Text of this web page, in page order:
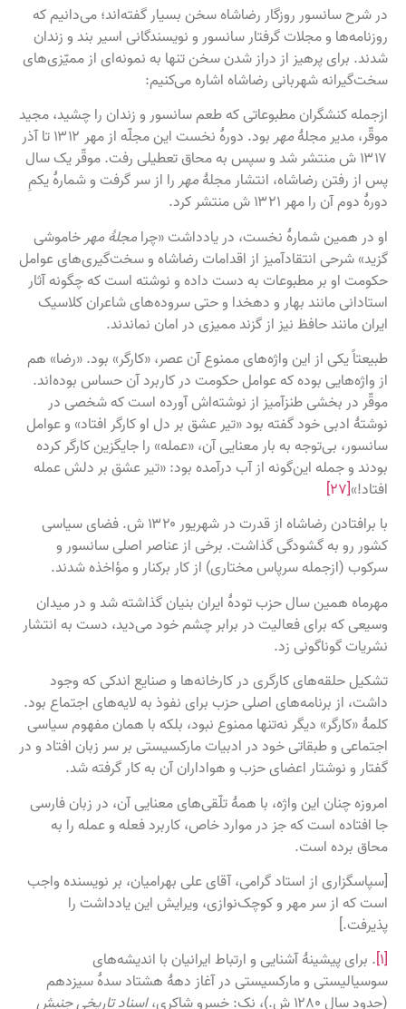
در شرح سانسور روزگار رضاشاه سخن بسیار گفته‌اند؛ می‌دانیم که
روزنامه‌ها و مجلات گرفتار سانسور و نویسندگانی اسیر بند و زندان
شدند. برای پرهیز از دراز شدن سخن تنها به نمونه‌ای از ممیّزی‌های
سخت‌گیرانه شهربانی رضاشاه اشاره می‌کنیم:
ازجمله کنشگران مطبوعاتی که طعم سانسور و زندان را چشید، مجید
موقّر، مدیر مجلهٔ مهر
بود. دورهٔ نخست این مجلّه از مهر ۱۳۱۲ تا آذر
۱۳۱۷ ش منتشر شد و سپس به محاق تعطیلی رفت. موقّر یک سال
پس ‌از رفتن رضاشاه، انتشار مجلهٔ مهر را از سر گرفت و شمارهٔ یکمِ
دورهٔ دوم آن را مهر ۱۳۲۱ ش منتشر کرد.
او در همین شمارهٔ نخست، در یادداشت «چرا مجلهٔ مهر خاموشی
گزید» شرحی انتقادآمیز از اقدامات رضاشاه و سخت‌گیری‌های عوامل
حکومت او بر مطبوعات به دست داده و نوشته است که چگونه آثار
استادانی مانند بهار و دهخدا و حتی سروده‌های شاعران کلاسیک
ایران مانند حافظ نیز از گزند ممیزی در امان نماندند.
طبیعتاً یکی از این واژه‌های ممنوع آن عصر، «کارگر» بود. «رضا» هم
از واژه‌هایی بوده که عوامل حکومت در کاربرد آن حساس بوده‌اند.
موقّر در بخشی طنزآمیز از نوشته‌اش آورده است که شخصی در
نوشتهٔ ادبی خود گفته بود «تیر عشق بر دل او کارگر افتاد» و عوامل
سانسور، بی‌توجه به بار معنایی آن، «عمله» را جایگزین کارگر کرده
بودند و جمله این‌گونه از آب درآمده بود: «تیر عشق بر دلش عمله
افتاد!»
با برافتادن رضاشاه از قدرت در شهریور ۱۳۲۰ ش. فضای سیاسی
کشور رو به گشودگی گذاشت. برخی از عناصر اصلی سانسور و
سرکوب (ازجمله سرپاس مختاری) از کار برکنار و مؤاخذه شدند.
مهرماه همین سال حزب تودهٔ ایران بنیان گذاشته شد و در میدان
وسیعی که برای فعالیت در برابر چشم خود می‌دید، دست به انتشار
نشریات گوناگونی زد.
تشکیل حلقه‌های کارگری در کارخانه‌ها و صنایع اندکی که وجود
داشت، از برنامه‌های اصلی حزب برای نفوذ به لایه‌های اجتماع بود.
کلمهٔ «کارگر» دیگر نه‌تنها ممنوع نبود، بلکه با همان مفهوم سیاسی
اجتماعی و طبقاتی خود در ادبیات مارکسیستی بر سر زبان افتاد و در
گفتار و نوشتار اعضای حزب و هواداران آن به کار گرفته شد.
امروزه چنان این واژه، با همهٔ تلّقی‌های معنایی آن، در زبان فارسی
جا افتاده است که جز در موارد خاص، کاربرد فعله و عمله را به
محاق برده است.
[سپاسگزاری از استاد گرامی، آقای علی بهرامیان، بر نویسنده واجب
است که از سر مهر و کوچک‌نوازی، ویرایش این یادداشت را
پذیرفت.]
. برای پیشینهٔ آشنایی و ارتباط ایرانیان با اندیشه‌های
سوسیالیستی و مارکسیستی در آغاز دههٔ هشتاد سدهٔ سیزدهم
(حدود سال ۱۲۸۰ ش.)، نک: خسرو شاکری،
اسناد تاریخی جنبش